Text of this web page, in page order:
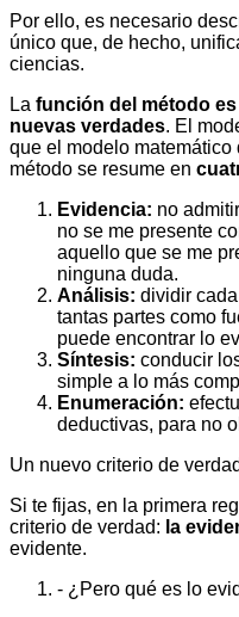
Por ello, es necesario
único que, de hecho,
ciencias.
La función del método
nuevas verdades. El
que el modelo matemático
método se resume en
Evidencia: no
no se me presente
aquello que se me
ninguna duda.
Análisis: dividir
tantas partes como
puede encontrar lo
Síntesis: conducir
simple a lo más
Enumeración:
deductivas, para no
Un nuevo criterio de verdad
Si te fijas, en la primera
criterio de verdad: la
evidente.
- ¿Pero qué es lo